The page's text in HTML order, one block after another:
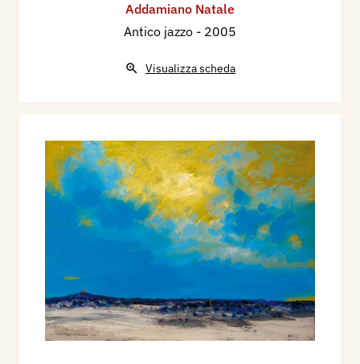
Addamiano Natale
Antico jazzo - 2005
Visualizza scheda